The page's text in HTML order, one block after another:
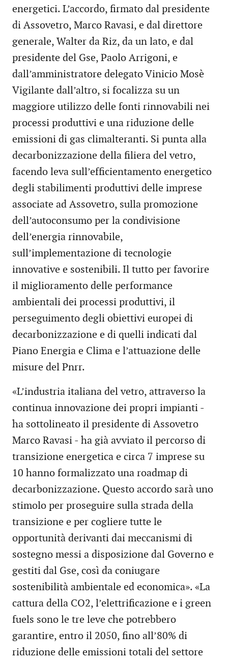
energetici. L’accordo, firmato dal presidente
di Assovetro, Marco Ravasi, e dal direttore
generale, Walter da Riz, da un lato, e dal
presidente del Gse, Paolo Arrigoni, e
dall’amministratore delegato Vinicio Mosè
Vigilante dall’altro, si focalizza su un
maggiore utilizzo delle fonti rinnovabili nei
processi produttivi e una riduzione delle
emissioni di gas climalteranti. Si punta alla
decarbonizzazione della filiera del vetro,
facendo leva sull’efficientamento energetico
degli stabilimenti produttivi delle imprese
associate ad Assovetro, sulla promozione
dell’autoconsumo per la condivisione
dell’energia rinnovabile,
sull’implementazione di tecnologie
innovative e sostenibili. Il tutto per favorire
il miglioramento delle performance
ambientali dei processi produttivi, il
perseguimento degli obiettivi europei di
decarbonizzazione e di quelli indicati dal
Piano Energia e Clima e l’attuazione delle
misure del Pnrr.
«L’industria italiana del vetro, attraverso la
continua innovazione dei propri impianti -
ha sottolineato il presidente di Assovetro
Marco Ravasi - ha già avviato il percorso di
transizione energetica e circa 7 imprese su
10 hanno formalizzato una roadmap di
decarbonizzazione. Questo accordo sarà uno
stimolo per proseguire sulla strada della
transizione e per cogliere tutte le
opportunità derivanti dai meccanismi di
sostegno messi a disposizione dal Governo e
gestiti dal Gse, così da coniugare
sostenibilità ambientale ed economica». «La
cattura della CO2, l’elettrificazione e i green
fuels sono le tre leve che potrebbero
garantire, entro il 2050, fino all’80% di
riduzione delle emissioni totali del settore